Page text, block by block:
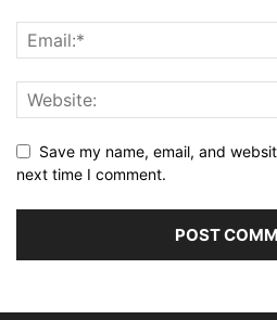
Save my name, email, and
next time I comment.